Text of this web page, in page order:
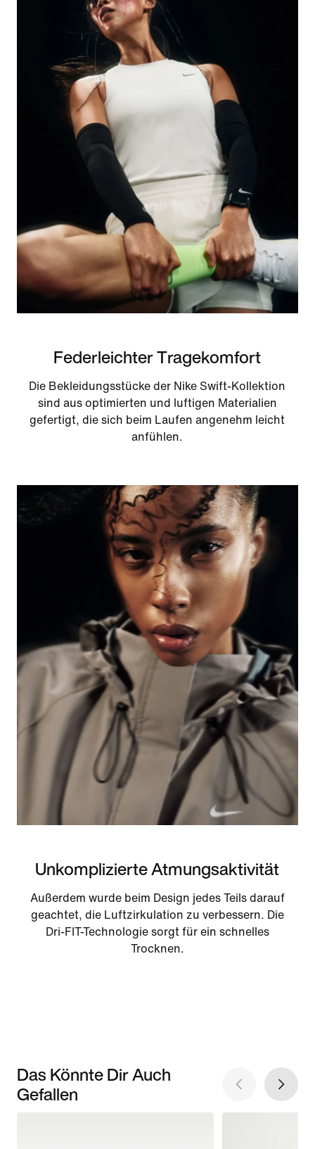
Federleichter Tragekomfort
Die Bekleidungsstücke der Nike Swift-Kollektion
sind aus optimierten und luftigen Materialien
gefertigt, die sich beim Laufen angenehm leicht
anfühlen.
Unkomplizierte Atmungsaktivität
Außerdem wurde beim Design jedes Teils darauf
geachtet, die Luftzirkulation zu verbessern. Die
Dri-FIT-Technologie sorgt für ein schnelles
Trocknen.
Das Könnte Dir Auch
Gefallen